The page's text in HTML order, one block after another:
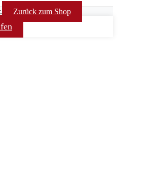
Zurück zum Shop